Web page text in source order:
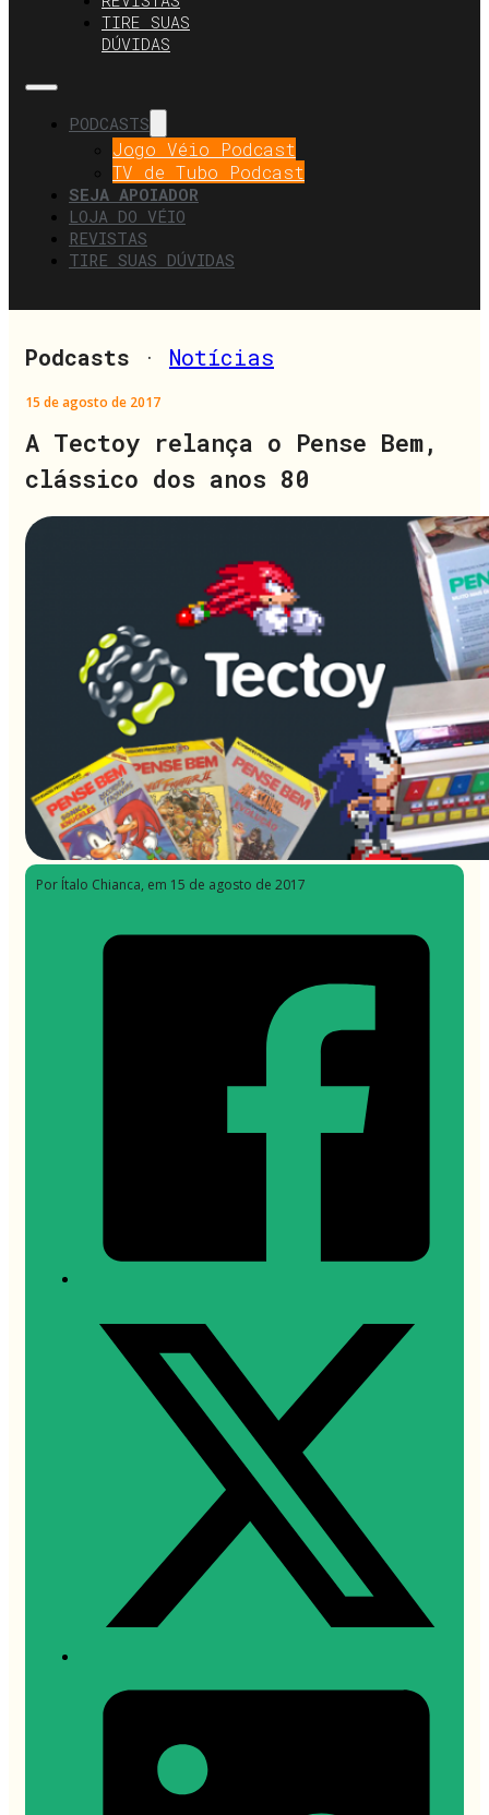
TIRE SUAS
DÚVIDAS
PODCASTS
Jogo Véio Podcast
TV de Tubo Podcast
SEJA APOIADOR
LOJA DO VÉIO
REVISTAS
TIRE SUAS DÚVIDAS
Podcasts · Notícias
15 de agosto de 2017
A Tectoy relança o Pense Bem,
clássico dos anos 80
Por Ítalo Chianca, em 15 de agosto de 2017